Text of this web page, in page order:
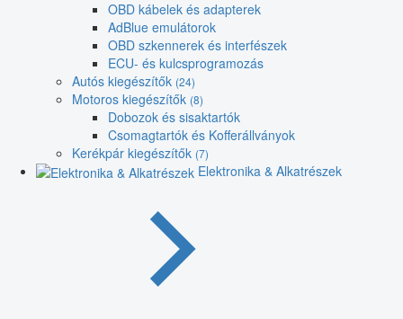
OBD kábelek és adapterek
AdBlue emulátorok
OBD szkennerek és interfészek
ECU- és kulcsprogramozás
Autós kiegészítők (24)
Motoros kiegészítők (8)
Dobozok és sisaktartók
Csomagtartók és Kofferállványok
Kerékpár kiegészítők (7)
Elektronika & Alkatrészek